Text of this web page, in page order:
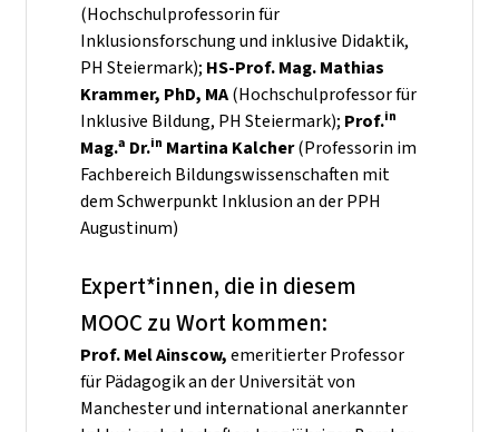
(Hochschulprofessorin für
Inklusionsforschung und inklusive Didaktik,
PH Steiermark); HS-Prof. Mag. Mathias
Krammer, PhD, MA(Hochschulprofessor für
Inklusive Bildung, PH Steiermark); Prof.in
Mag.a Dr.in Martina Kalcher(Professorin im
Fachbereich Bildungswissenschaften mit
dem Schwerpunkt Inklusion an der PPH
Augustinum)
Expert*innen, die in diesem
MOOC zu Wort kommen:
Prof. Mel Ainscow,emeritierter Professor
für Pädagogik an der Universität von
Manchester und international anerkannter